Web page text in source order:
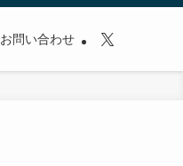
お問い合わせ